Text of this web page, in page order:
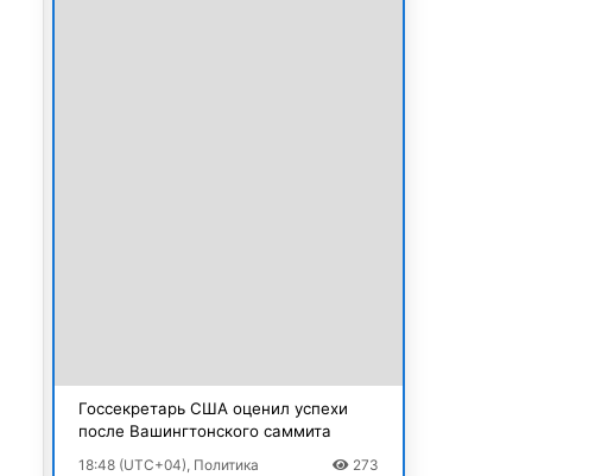
Госсекретарь США оценил успехи
после Вашингтонского саммита
18:48 (UTC+04), Политика 273